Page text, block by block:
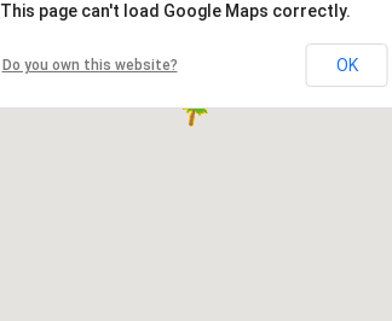
This page can't load Google Maps correctly.
Do you own this website? OK